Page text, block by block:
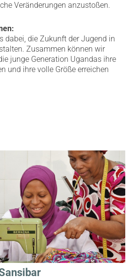
Veränderungen anzustoßen.
dabei, die Zukunft der Jugend in
Zusammen können wir
junge Generation Ugandas ihre
und ihre volle Größe erreichen